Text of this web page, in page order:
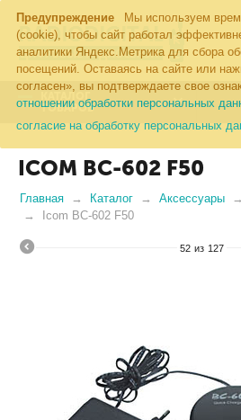
Предупреждение
Мы используем
(cookie), чтобы сайт работал
аналитики Яндекс.Метрика для сбора
посещений. Оставаясь на сайте или
согласен», вы подтверждаете свое
отношении обработки персональных
согласие на обработку персональных
КАТАЛОГ
ТОВАРОВ
ICOM BC-602 F50
Главная Каталог Аксессуары
Icom BC-602 F50
52 из 127